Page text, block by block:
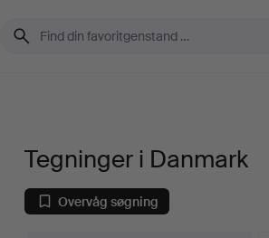
Tegninger i Danmark
Overvåg søgning